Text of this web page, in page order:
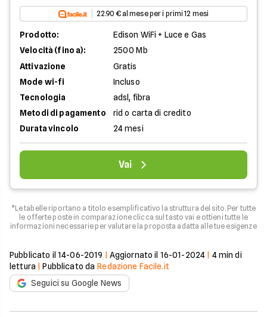
22.90 € al mese per i primi 12 mesi
Prodotto:
Edison WiFi + Luce e Gas
Velocità (fino a):
2500 Mb
Attivazione
Gratis
Mode wi-fi
Incluso
Tecnologia
adsl, fibra
Metodi di pagamento
rid o carta di credito
Durata vincolo
24 mesi
Vai
*Le tabelle riportano a titolo esemplificativo la struttura del sito. Per tutte
le offerte poste in comparazione clicca sul tasto vai e ottieni tutte le
informazioni necessarie per valutare la proposta adatta alle tue esigenze
Pubblicato il 14-06-2019 Aggiornato il 16-01-2024 4min di
lettura |Pubblicato da Redazione Facile.it
Seguici su Google News